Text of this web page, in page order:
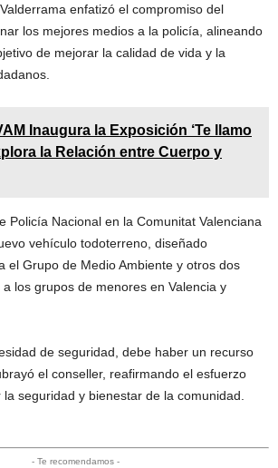
enfatizó el compromiso del
los mejores medios a la policía, alineando
de mejorar la calidad de vida y la
Inaugura la Exposición ‘Te llamo
la Relación entre Cuerpo y
Policía Nacional en la Comunitat Valenciana
vehículo todoterreno, diseñado
el Grupo de Medio Ambiente y otros dos
los grupos de menores en Valencia y
de seguridad, debe haber un recurso
el conseller, reafirmando el esfuerzo
seguridad y bienestar de la comunidad.
- Te recomendamos -